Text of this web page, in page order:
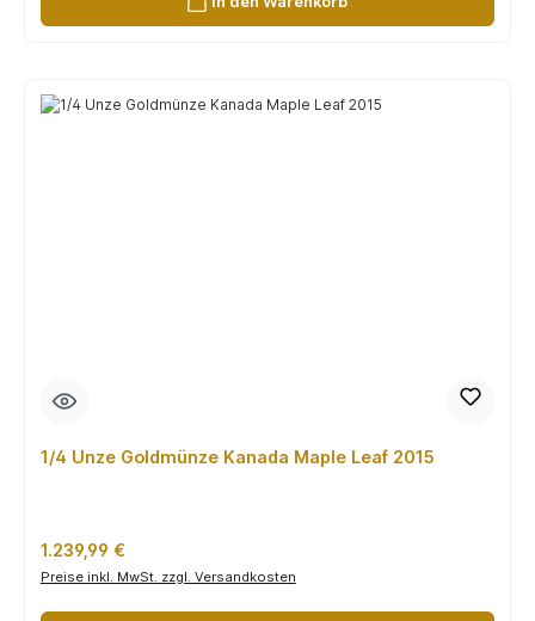
1/4 Unze Goldmünze Kanada Maple Leaf 2015
Regulärer Preis:
1.239,99 €
Preise inkl. MwSt. zzgl. Versandkosten